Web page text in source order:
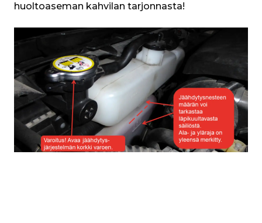
huoltoaseman kahvilan tarjonnasta!